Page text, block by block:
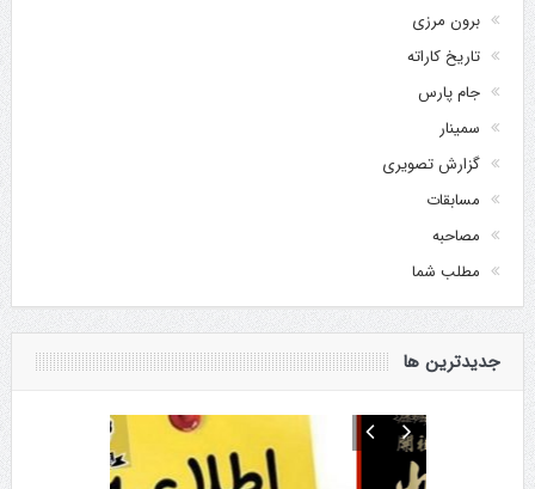
برون مرزی
تاریخ کاراته
جام پارس
سمینار
گزارش تصویری
مسابقات
مصاحبه
مطلب شما
جدیدترین ها